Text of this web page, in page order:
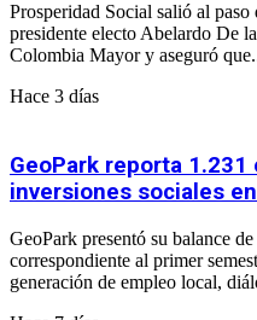
Prosperidad Social salió al
presidente electo Abelardo De
Colombia Mayor y aseguró
Hace 3 días
GeoPark reporta 1.231
inversiones sociales
GeoPark presentó su balance
correspondiente al primer
generación de empleo local,